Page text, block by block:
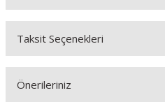
Bu ürüne ilk
Ürün hakkında
Taksit Seçenekleri
Önerileriniz